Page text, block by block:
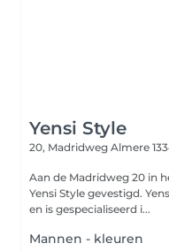
Yensi Style
20, Madridweg Almere
Aan de Madridweg 20 in het Centrum van Almere Buiten zit
Yensi Style gevestigd.
en is gespecialiseerd i...
Mannen - kleuren